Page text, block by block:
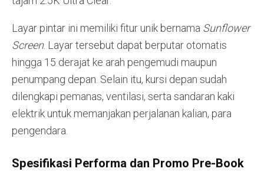
Layar pintar ini memiliki fitur unik bernama Sunflower
Screen. Layar tersebut dapat berputar otomatis
hingga 15 derajat ke arah pengemudi maupun
penumpang depan. Selain itu, kursi depan sudah
dilengkapi pemanas, ventilasi, serta sandaran kaki
elektrik untuk memanjakan perjalanan kalian, para
pengendara.
Spesifikasi Performa dan Promo Pre-Book